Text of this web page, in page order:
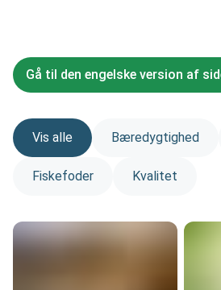
Gå til den engelske version af
Vis alle Bæredygtighed
Fiskefoder Kvalitet